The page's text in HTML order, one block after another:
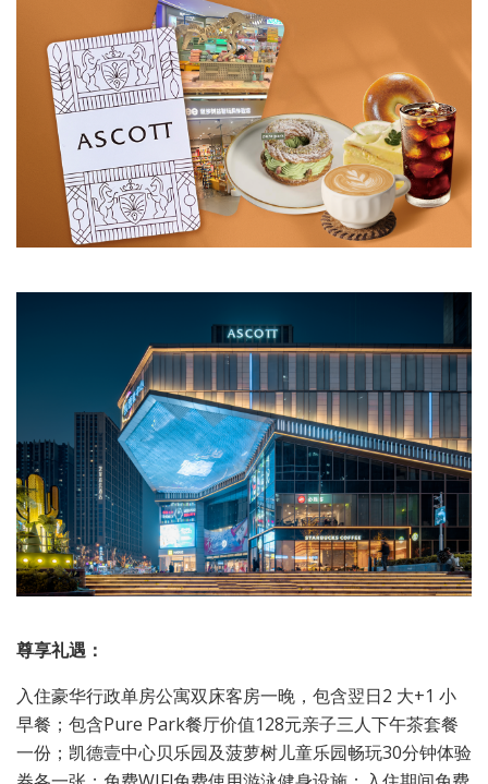
尊享礼遇：
入住豪华行政单房公寓双床客房一晚，包含翌日2 大+1 小
早餐；包含Pure Park餐厅价值128元亲子三人下午茶套餐
一份；凯德壹中心贝乐园及菠萝树儿童乐园畅玩30分钟体验